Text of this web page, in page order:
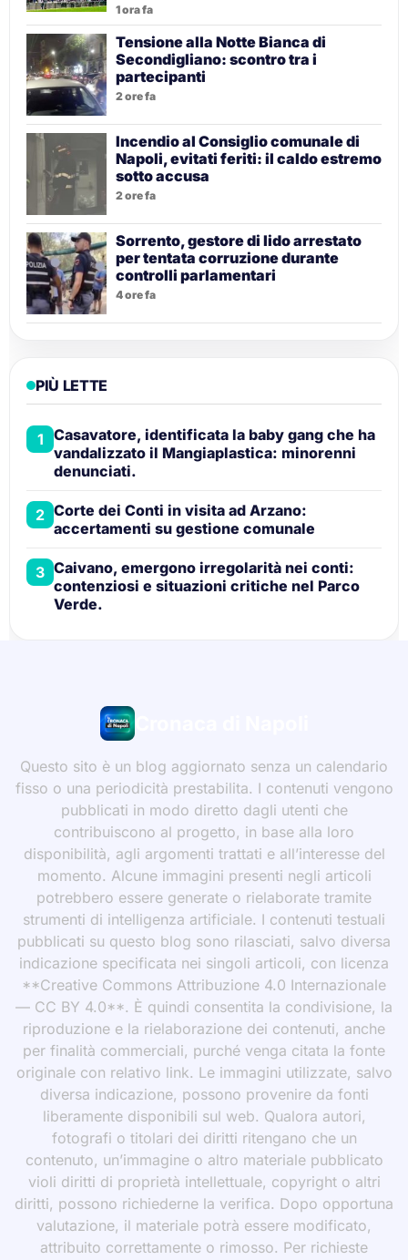
1 ora fa
Tensione alla Notte Bianca di
Secondigliano: scontro tra i
partecipanti
2 ore fa
Incendio al Consiglio comunale di
Napoli, evitati feriti: il caldo estremo
sotto accusa
2 ore fa
Sorrento, gestore di lido arrestato
per tentata corruzione durante
controlli parlamentari
4 ore fa
PIÙ LETTE
1 Casavatore, identificata la baby gang che ha
vandalizzato il Mangiaplastica: minorenni
denunciati.
2 Corte dei Conti in visita ad Arzano:
accertamenti su gestione comunale
3 Caivano, emergono irregolarità nei conti:
contenziosi e situazioni critiche nel Parco
Verde.
Cronaca di Napoli
Questo sito è un blog aggiornato senza un calendario
fisso o una periodicità prestabilita. I contenuti vengono
pubblicati in modo diretto dagli utenti che
contribuiscono al progetto, in base alla loro
disponibilità, agli argomenti trattati e all’interesse del
momento. Alcune immagini presenti negli articoli
potrebbero essere generate o rielaborate tramite
strumenti di intelligenza artificiale. I contenuti testuali
pubblicati su questo blog sono rilasciati, salvo diversa
indicazione specificata nei singoli articoli, con licenza
**Creative Commons Attribuzione 4.0 Internazionale
— CC BY 4.0**. È quindi consentita la condivisione, la
riproduzione e la rielaborazione dei contenuti, anche
per finalità commerciali, purché venga citata la fonte
originale con relativo link. Le immagini utilizzate, salvo
diversa indicazione, possono provenire da fonti
liberamente disponibili sul web. Qualora autori,
fotografi o titolari dei diritti ritengano che un
contenuto, un’immagine o altro materiale pubblicato
violi diritti di proprietà intellettuale, copyright o altri
diritti, possono richiederne la verifica. Dopo opportuna
valutazione, il materiale potrà essere modificato,
attribuito correttamente o rimosso. Per richieste